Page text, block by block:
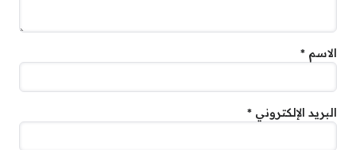
الاسم *
البريد الإلكتروني *